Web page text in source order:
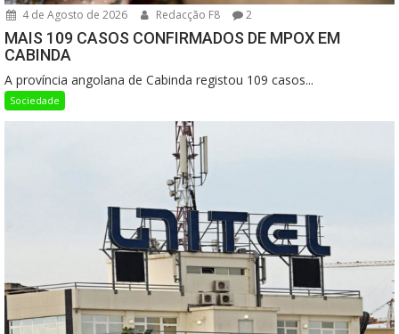
4 de Agosto de 2026 Redacção F8 2
MAIS 109 CASOS CONFIRMADOS DE MPOX EM
CABINDA
A província angolana de Cabinda registou 109 casos...
Sociedade